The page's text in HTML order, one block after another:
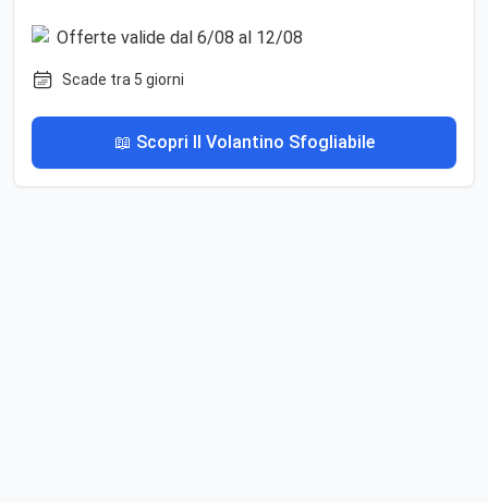
Scade tra 5 giorni
📖 Scopri Il Volantino Sfogliabile